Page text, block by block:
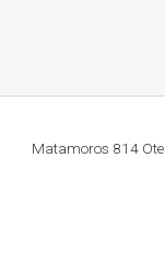
Matamoros 814